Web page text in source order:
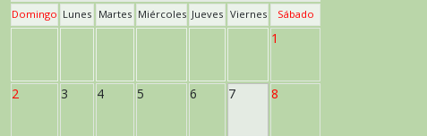
Domingo Lunes Martes Miércoles Jueves Viernes Sábado
1
2 3 4 5 6 7 8